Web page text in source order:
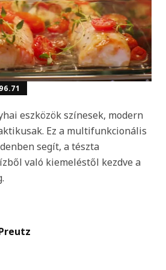
eszközök színesek, modern
Ez a multifunkcionális
segít, a tészta
való kiemeléstől kezdve a